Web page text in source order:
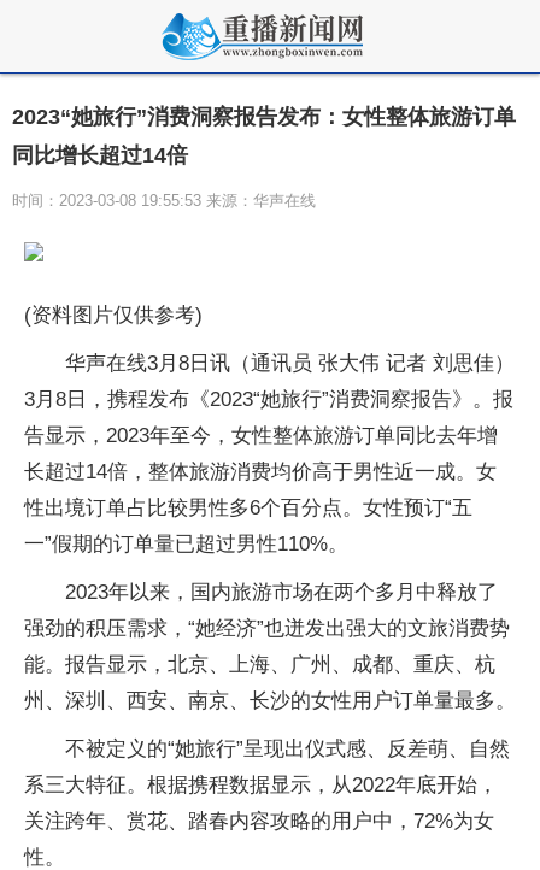
2023“她旅行”消费洞察报告发布：女性整体旅游订单
同比增长超过14倍
时间：2023-03-08 19:55:53 来源：华声在线
(资料图片仅供参考)
华声在线3月8日讯（通讯员 张大伟 记者 刘思佳）
3月8日，携程发布《2023“她旅行”消费洞察报告》。报
告显示，2023年至今，女性整体旅游订单同比去年增
长超过14倍，整体旅游消费均价高于男性近一成。女
性出境订单占比较男性多6个百分点。女性预订“五
一”假期的订单量已超过男性110%。
2023年以来，国内旅游市场在两个多月中释放了
强劲的积压需求，“她经济”也迸发出强大的文旅消费势
能。报告显示，北京、上海、广州、成都、重庆、杭
州、深圳、西安、南京、长沙的女性用户订单量最多。
不被定义的“她旅行”呈现出仪式感、反差萌、自然
系三大特征。根据携程数据显示，从2022年底开始，
关注跨年、赏花、踏春内容攻略的用户中，72%为女
性。